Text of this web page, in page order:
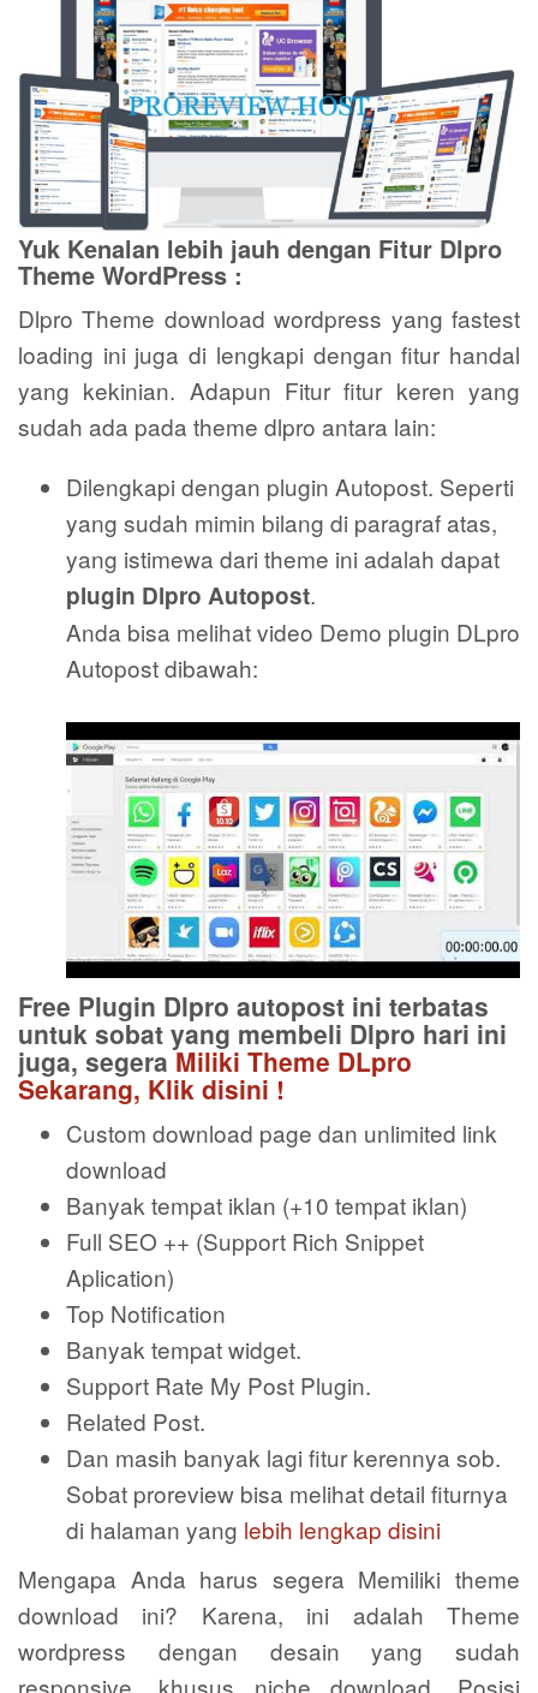
Yuk Kenalan lebih jauh dengan Fitur Dlpro
Theme WordPress :
Dlpro Theme download wordpress yang fastest
loading ini juga di lengkapi dengan fitur handal
yang kekinian. Adapun Fitur fitur keren yang
sudah ada pada theme dlpro antara lain:
Dilengkapi dengan plugin Autopost. Seperti
yang sudah mimin bilang di paragraf atas,
yang istimewa dari theme ini adalah dapat
plugin Dlpro Autopost.
Anda bisa melihat video Demo plugin DLpro
Autopost dibawah:
Free Plugin Dlpro autopost ini terbatas
untuk sobat yang membeli Dlpro hari ini
juga, segeraMiliki Theme DLpro
Sekarang, Klik disini !
Custom download page dan unlimited link
download
Banyak tempat iklan (+10 tempat iklan)
Full SEO ++ (Support Rich Snippet
Aplication)
Top Notification
Banyak tempat widget.
Support Rate My Post Plugin.
Related Post.
Dan masih banyak lagi fitur kerennya sob.
Sobat proreview bisa melihat detail fiturnya
di halaman yang lebih lengkap disini
Mengapa Anda harus segera Memiliki theme
download ini? Karena, ini adalah Theme
wordpress dengan desain yang sudah
responsive, khusus niche download. Posisi